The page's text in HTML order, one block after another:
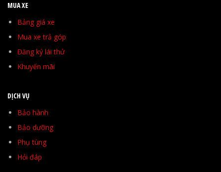
MUA XE
Bảng giá xe
Mua xe trả góp
Đăng ký lái thử
Khuyến mãi
DỊCH VỤ
Bảo hành
Bảo dưỡng
Phụ tùng
Hỏi đáp